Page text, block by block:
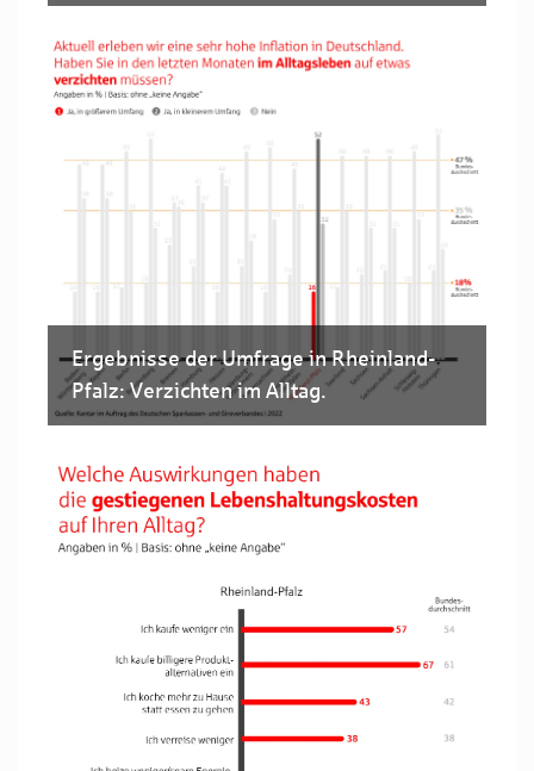
Ergebnisse der Umfrage in Rheinland-
Pfalz: Verzichten im Alltag.